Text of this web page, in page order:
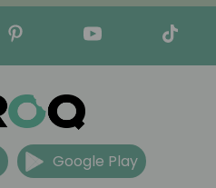
Google Play